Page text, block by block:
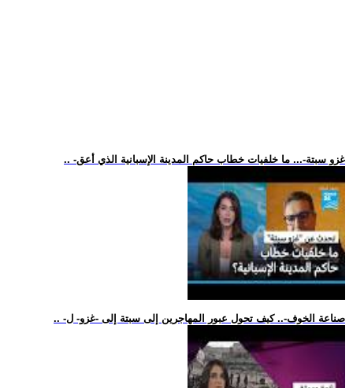
.. -غزو سبتة-... ما خلفيات خطاب حاكم المدينة الإسبانية الذي أعق
.. -صناعة الخوف-.. كيف تحول عبور المهاجرين إلى سبتة إلى -غزو- ل